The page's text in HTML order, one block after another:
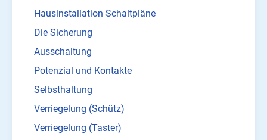
Hausinstallation Schaltpläne
Die Sicherung
Ausschaltung
Potenzial und Kontakte
Selbsthaltung
Verriegelung (Schütz)
Verriegelung (Taster)